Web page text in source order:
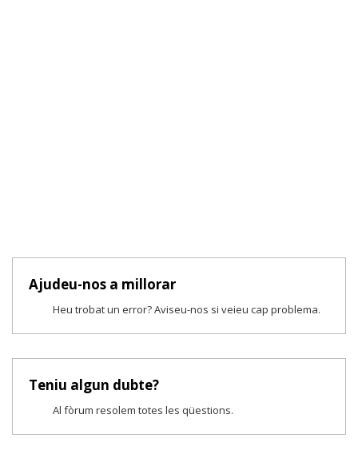
Ajudeu-nos a millorar
Heu trobat un error? Aviseu-nos si veieu cap problema.
Teniu algun dubte?
Al fòrum resolem totes les qüestions.